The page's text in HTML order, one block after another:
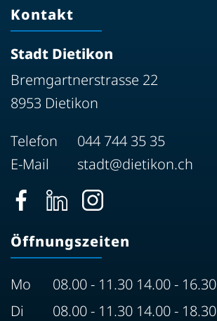
Kontakt
Stadt Dietikon
Bremgartnerstrasse 22
8953 Dietikon
Telefon
044 744 35 35
E-Mail
stadt@dietikon.ch
Öffnungszeiten
Mo
08.00 - 11.30 14.00 - 16.30
Di
08.00 - 11.30 14.00 - 18.30